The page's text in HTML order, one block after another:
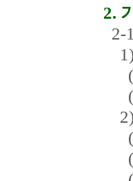
2.
2-
1)
2)